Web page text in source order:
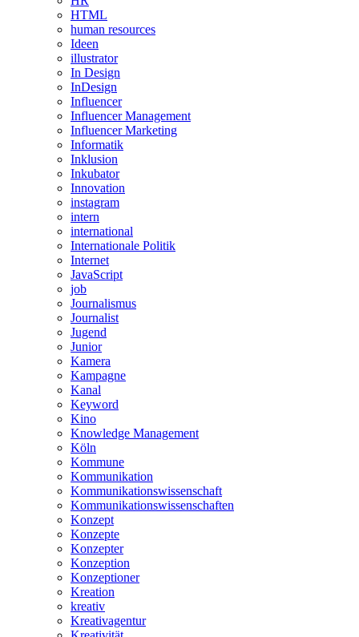
HTML
human resources
Ideen
illustrator
In Design
InDesign
Influencer
Influencer Management
Influencer Marketing
Informatik
Inklusion
Inkubator
Innovation
instagram
intern
international
Internationale Politik
Internet
JavaScript
job
Journalismus
Journalist
Jugend
Junior
Kamera
Kampagne
Kanal
Keyword
Kino
Knowledge Management
Köln
Kommune
Kommunikation
Kommunikationswissenschaft
Kommunikationswissenschaften
Konzept
Konzepte
Konzepter
Konzeption
Konzeptioner
Kreation
kreativ
Kreativagentur